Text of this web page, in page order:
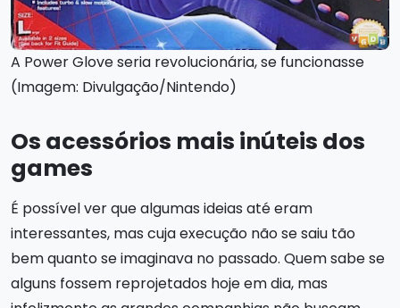
A Power Glove seria revolucionária, se funcionasse
(Imagem: Divulgação/Nintendo)
Os acessórios mais inúteis dos
games
É possível ver que algumas ideias até eram
interessantes, mas cuja execução não se saiu tão
bem quanto se imaginava no passado. Quem sabe se
alguns fossem reprojetados hoje em dia, mas